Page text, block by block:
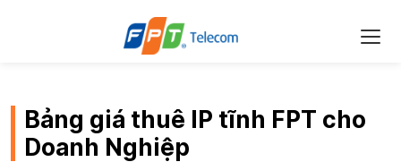
Bảng giá thuê IP tĩnh FPT cho
Doanh Nghiệp